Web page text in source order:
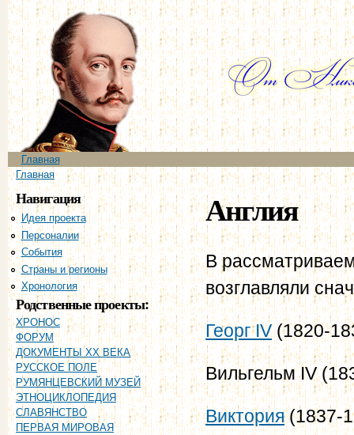
Главное меню
Главная
Вы здесь
Главная
Навигация
Идея проекта
Персоналии
События
Страны и регионы
Хронология
Родственные проекты:
ХРОНОС
ФОРУМ
ДОКУМЕНТЫ XX ВЕКА
РУССКОЕ ПОЛЕ
РУМЯНЦЕВСКИЙ МУЗЕЙ
ЭТНОЦИКЛОПЕДИЯ
СЛАВЯНСТВО
ПЕРВАЯ МИРОВАЯ
Англия
В
возглавляли
Георг IV(1820-
Вильгельм IV
Виктория(1837-